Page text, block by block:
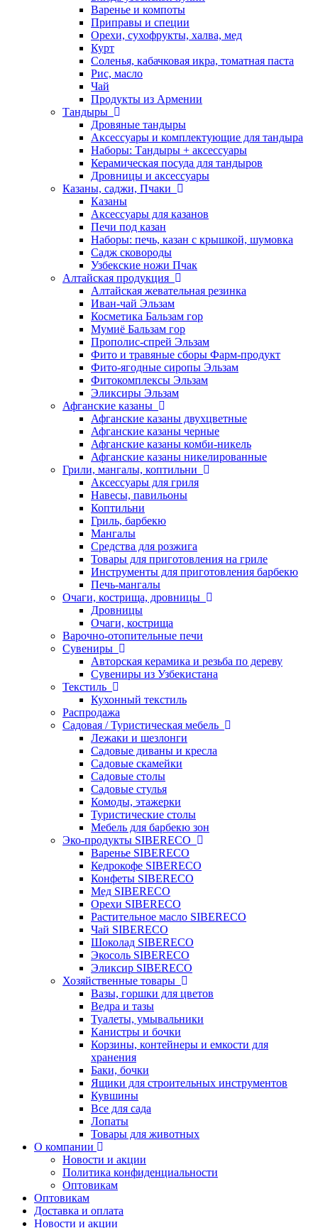
Варенье и компоты
Приправы и специи
Орехи, сухофрукты, халва, мед
Курт
Соленья, кабачковая икра, томатная паста
Рис, масло
Чай
Продукты из Армении
Тандыры
Дровяные тандыры
Аксессуары и комплектующие для тандыра
Наборы: Тандыры + аксессуары
Керамическая посуда для тандыров
Дровницы и аксессуары
Казаны, саджи, Пчаки
Казаны
Аксессуары для казанов
Печи под казан
Наборы: печь, казан с крышкой, шумовка
Садж сковороды
Узбекские ножи Пчак
Алтайская продукция
Алтайская жевательная резинка
Иван-чай Эльзам
Косметика Бальзам гор
Мумиё Бальзам гор
Прополис-спрей Эльзам
Фито и травяные сборы Фарм-продукт
Фито-ягодные сиропы Эльзам
Фитокомплексы Эльзам
Эликсиры Эльзам
Афганские казаны
Афганские казаны двухцветные
Афганские казаны черные
Афганские казаны комби-никель
Афганские казаны никелированные
Грили, мангалы, коптильни
Аксессуары для гриля
Навесы, павильоны
Коптильни
Гриль, барбекю
Мангалы
Средства для розжига
Товары для приготовления на гриле
Инструменты для приготовления барбекю
Печь-мангалы
Очаги, кострища, дровницы
Дровницы
Очаги, кострища
Варочно-отопительные печи
Сувениры
Авторская керамика и резьба по дереву
Сувениры из Узбекистана
Текстиль
Кухонный текстиль
Распродажа
Садовая / Туристическая мебель
Лежаки и шезлонги
Садовые диваны и кресла
Садовые скамейки
Садовые столы
Садовые стулья
Комоды, этажерки
Туристические столы
Мебель для барбекю зон
Эко-продукты SIBERECO
Варенье SIBERECO
Кедрокофе SIBERECO
Конфеты SIBERECO
Мед SIBERECO
Орехи SIBERECO
Растительное масло SIBERECO
Чай SIBERECO
Шоколад SIBERECO
Экосоль SIBERECO
Эликсир SIBERECO
Хозяйственные товары
Вазы, горшки для цветов
Ведра и тазы
Туалеты, умывальники
Канистры и бочки
Корзины, контейнеры и емкости для
хранения
Баки, бочки
Ящики для строительных инструментов
Кувшины
Все для сада
Лопаты
Товары для животных
О компании
Новости и акции
Политика конфиденциальности
Оптовикам
Оптовикам
Доставка и оплата
Новости и акции